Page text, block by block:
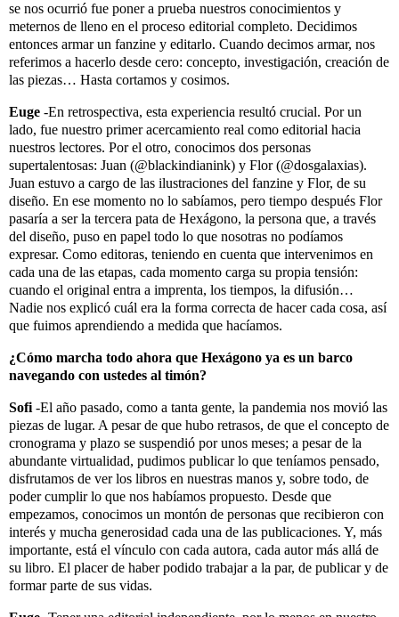
se nos ocurrió fue poner a prueba nuestros conocimientos y
meternos de lleno en el proceso editorial completo. Decidimos
entonces armar un fanzine y editarlo. Cuando decimos armar, nos
referimos a hacerlo desde cero: concepto, investigación, creación de
las piezas… Hasta cortamos y cosimos.
Euge -En retrospectiva, esta experiencia resultó crucial. Por un
lado, fue nuestro primer acercamiento real como editorial hacia
nuestros lectores. Por el otro, conocimos dos personas
supertalentosas: Juan (@blackindianink) y Flor (@dosgalaxias).
Juan estuvo a cargo de las ilustraciones del fanzine y Flor, de su
diseño. En ese momento no lo sabíamos, pero tiempo después Flor
pasaría a ser la tercera pata de Hexágono, la persona que, a través
del diseño, puso en papel todo lo que nosotras no podíamos
expresar. Como editoras, teniendo en cuenta que intervenimos en
cada una de las etapas, cada momento carga su propia tensión:
cuando el original entra a imprenta, los tiempos, la difusión…
Nadie nos explicó cuál era la forma correcta de hacer cada cosa, así
que fuimos aprendiendo a medida que hacíamos.
¿Cómo marcha todo ahora que Hexágono ya es un barco
navegando con ustedes al timón?
Sofi -El año pasado, como a tanta gente, la pandemia nos movió las
piezas de lugar. A pesar de que hubo retrasos, de que el concepto de
cronograma y plazo se suspendió por unos meses; a pesar de la
abundante virtualidad, pudimos publicar lo que teníamos pensado,
disfrutamos de ver los libros en nuestras manos y, sobre todo, de
poder cumplir lo que nos habíamos propuesto. Desde que
empezamos, conocimos un montón de personas que recibieron con
interés y mucha generosidad cada una de las publicaciones. Y, más
importante, está el vínculo con cada autora, cada autor más allá de
su libro. El placer de haber podido trabajar a la par, de publicar y de
formar parte de sus vidas.